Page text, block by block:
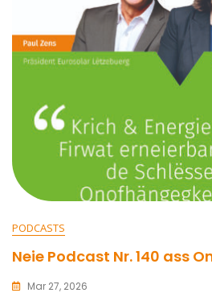
PODCASTS
Neie Podcast Nr. 140 ass
Mar 27, 2026